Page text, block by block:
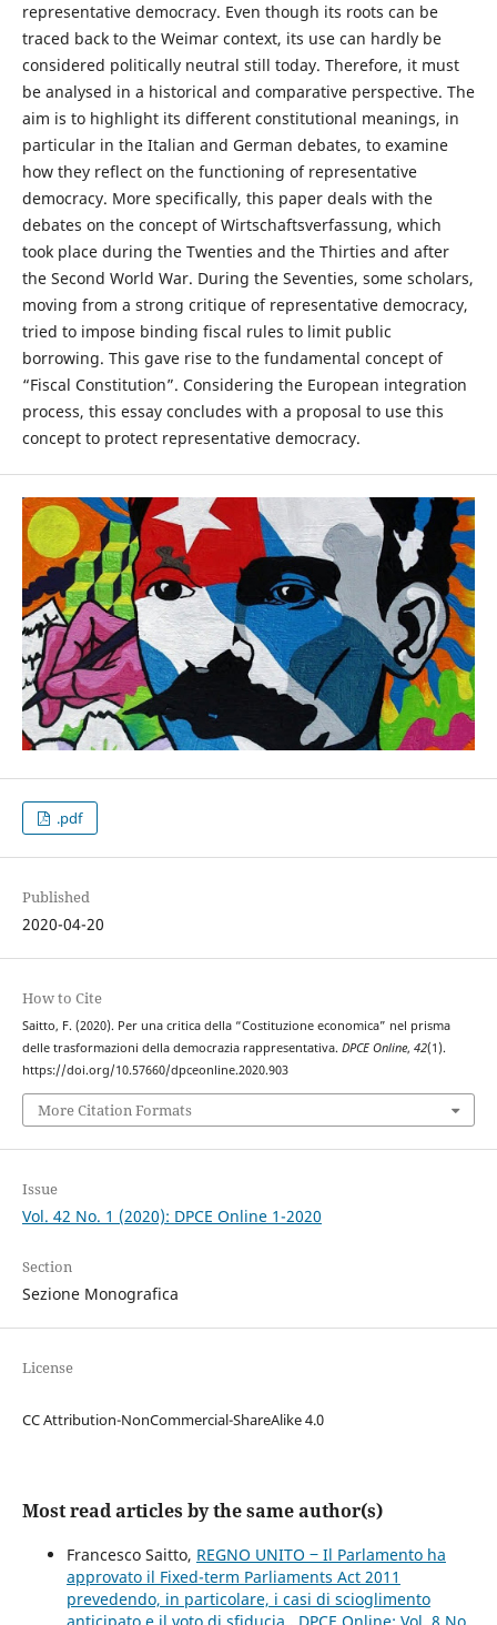
representative democracy. Even though its roots can be
traced back to the Weimar context, its use can hardly be
considered politically neutral still today. Therefore, it must
be analysed in a historical and comparative perspective. The
aim is to highlight its different constitutional meanings, in
particular in the Italian and German debates, to examine
how they reflect on the functioning of representative
democracy. More specifically, this paper deals with the
debates on the concept of Wirtschaftsverfassung, which
took place during the Twenties and the Thirties and after
the Second World War. During the Seventies, some scholars,
moving from a strong critique of representative democracy,
tried to impose binding fiscal rules to limit public
borrowing. This gave rise to the fundamental concept of
“Fiscal Constitution”. Considering the European integration
process, this essay concludes with a proposal to use this
concept to protect representative democracy.
.pdf
Published
2020-04-20
How to Cite
Saitto, F. (2020). Per una critica della “Costituzione economica” nel prisma
delle trasformazioni della democrazia rappresentativa. DPCE Online, 42(1).
https://doi.org/10.57660/dpceonline.2020.903
More Citation Formats
Issue
Vol. 42 No. 1 (2020): DPCE Online 1-2020
Section
Sezione Monografica
License
CC Attribution-NonCommercial-ShareAlike 4.0
Most read articles by the same author(s)
Francesco Saitto, REGNO UNITO ‒ Il Parlamento ha
approvato il Fixed-term Parliaments Act 2011
prevedendo, in particolare, i casi di scioglimento